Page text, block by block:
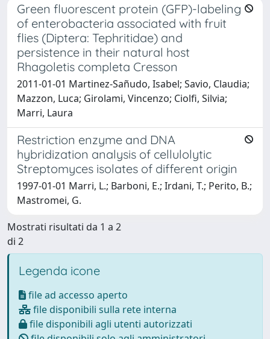
Green fluorescent protein (GFP)-labeling
of enterobacteria associated with fruit
flies (Diptera: Tephritidae) and
persistence in their natural host
Rhagoletis completa Cresson
2011-01-01 Martinez-Sañudo, Isabel; Savio, Claudia;
Mazzon, Luca; Girolami, Vincenzo; Ciolfi, Silvia;
Marri, Laura
Restriction enzyme and DNA
hybridization analysis of cellulolytic
Streptomyces isolates of different origin
1997-01-01 Marri, L.; Barboni, E.; Irdani, T.; Perito, B.;
Mastromei, G.
Mostrati risultati da 1 a 2
di 2
Legenda icone
file ad accesso aperto
file disponibili sulla rete interna
file disponibili agli utenti autorizzati